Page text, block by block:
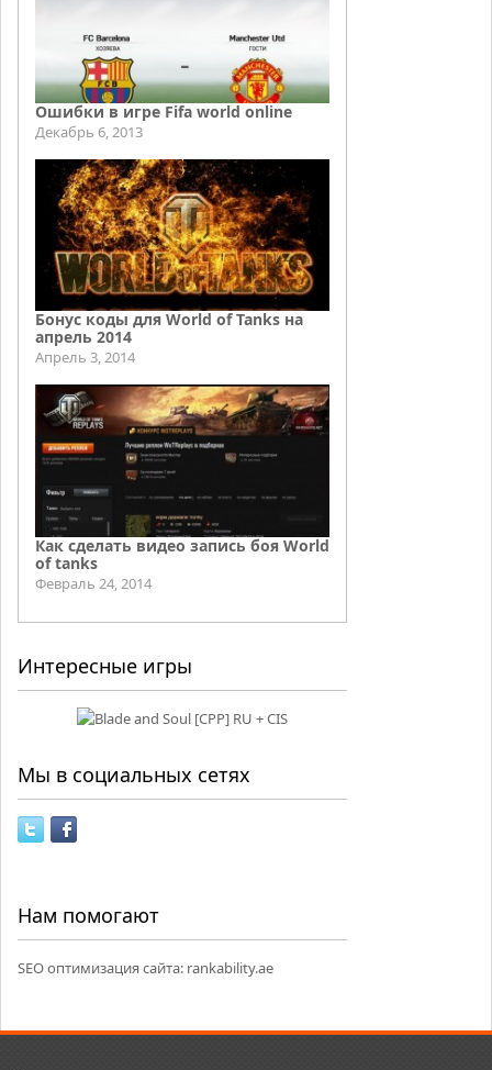
Ошибки в игре Fifa world online
Декабрь 6, 2013
Бонус коды для World of Tanks на
апрель 2014
Апрель 3, 2014
Как сделать видео запись боя World
of tanks
Февраль 24, 2014
Интересные игры
Мы в социальных сетях
Нам помогают
SEO оптимизация сайта: rankability.ae